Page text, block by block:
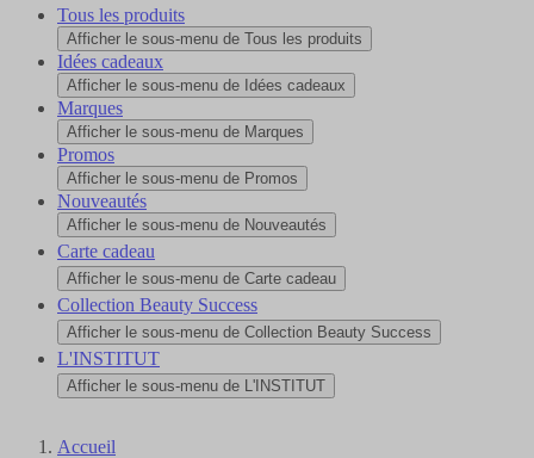
Tous les produits
Afficher le sous-menu de Tous les produits
Idées cadeaux
Afficher le sous-menu de Idées cadeaux
Marques
Afficher le sous-menu de Marques
Promos
Afficher le sous-menu de Promos
Nouveautés
Afficher le sous-menu de Nouveautés
Carte cadeau
Afficher le sous-menu de Carte cadeau
Collection Beauty Success
Afficher le sous-menu de Collection Beauty Success
L'INSTITUT
Afficher le sous-menu de L'INSTITUT
Accueil